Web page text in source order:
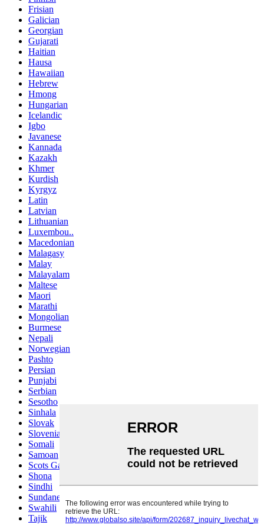
Frisian
Galician
Georgian
Gujarati
Haitian
Hausa
Hawaiian
Hebrew
Hmong
Hungarian
Icelandic
Igbo
Javanese
Kannada
Kazakh
Khmer
Kurdish
Kyrgyz
Latin
Latvian
Lithuanian
Luxembou..
Macedonian
Malagasy
Malay
Malayalam
Maltese
Maori
Marathi
Mongolian
Burmese
Nepali
Norwegian
Pashto
Persian
Punjabi
Serbian
Sesotho
Sinhala
Slovak
Slovenian
Somali
Samoan
Scots Gaelic
Shona
Sindhi
Sundanese
Swahili
Tajik